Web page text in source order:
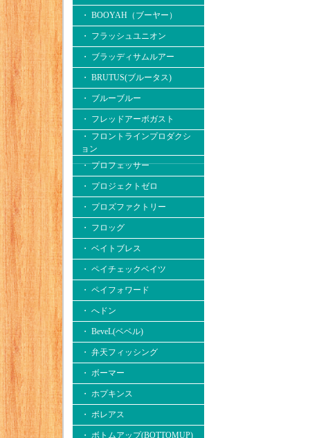
・ BOOYAH（ブーヤー）
・ フラッシュユニオン
・ ブラッディサムルアー
・ BRUTUS(ブルータス)
・ ブルーブルー
・ フレッドアーボガスト
・ フロントラインプロダクシ
ョン
・ プロフェッサー
・ プロジェクトゼロ
・ プロズファクトリー
・ フロッグ
・ ベイトブレス
・ ペイチェックベイツ
・ ペイフォワード
・ へドン
・ BeveL(ベベル)
・ 弁天フィッシング
・ ボーマー
・ ホプキンス
・ ボレアス
・ ボトムアップ(BOTTOMUP)